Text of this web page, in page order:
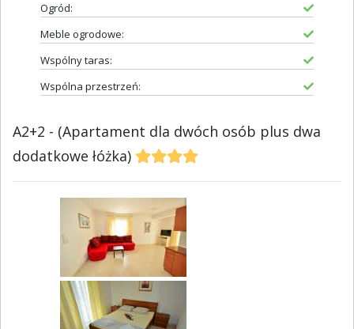
Ogród:
Meble ogrodowe:
Wspólny taras:
Wspólna przestrzeń:
A2+2 - (Apartament dla dwóch osób plus dwa
dodatkowe łóżka)